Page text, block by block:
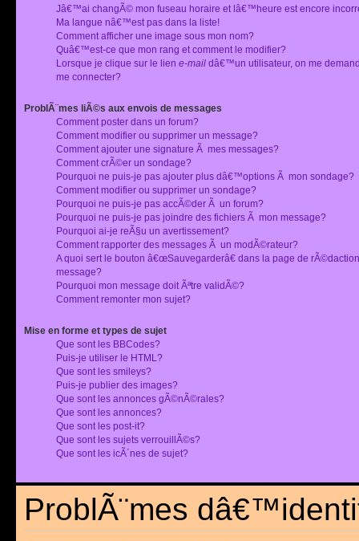
Jâ€™ai changÃ© mon fuseau horaire et lâ€™heure est encore
Ma langue nâ€™est pas dans la liste!
Comment afficher une image sous mon nom?
Quâ€™est-ce que mon rang et comment le modifier?
Lorsque je clique sur le lien e-mail dâ€™un utilisateur, on me
me connecter?
ProblÃ¨mes liÃ©s aux envois de messages
Comment poster dans un forum?
Comment modifier ou supprimer un message?
Comment ajouter une signature Ã mes messages?
Comment crÃ©er un sondage?
Pourquoi ne puis-je pas ajouter plus dâ€™options Ã mon sondage?
Comment modifier ou supprimer un sondage?
Pourquoi ne puis-je pas accÃ©der Ã un forum?
Pourquoi ne puis-je pas joindre des fichiers Ã mon message?
Pourquoi ai-je reÃ§u un avertissement?
Comment rapporter des messages Ã un modÃ©rateur?
A quoi sert le bouton â€œSauvegarderâ€ dans la page de
message?
Pourquoi mon message doit Ãªtre validÃ©?
Comment remonter mon sujet?
Mise en forme et types de sujet
Que sont les BBCodes?
Puis-je utiliser le HTML?
Que sont les smileys?
Puis-je publier des images?
Que sont les annonces gÃ©nÃ©rales?
Que sont les annonces?
Que sont les post-it?
Que sont les sujets verrouillÃ©s?
Que sont les icÃ´nes de sujet?
ProblÃ¨mes